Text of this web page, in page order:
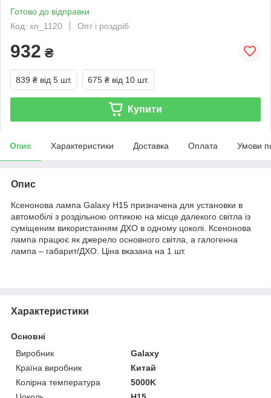
Готово до відправки
Код: xn_1120
Опт і роздріб
932 ₴
839 ₴ від 5 шт. 675 ₴ від 10 шт.
Купити
Опис Характеристики Доставка Оплата Умови
Опис
Ксенонова лампа Galaxy H15 призначена для установки в
автомобілі з роздільною оптикою на місце далекого світла із
суміщеним використанням ДХО в одному цоколі. Ксенонова
лампа працює як джерело основного світла, а галогенна
лампа – габарит/ДХО. Ціна вказана на 1 шт.
Характеристики
Основні
Виробник
Galaxy
Країна виробник
Китай
Колірна температура
5000K